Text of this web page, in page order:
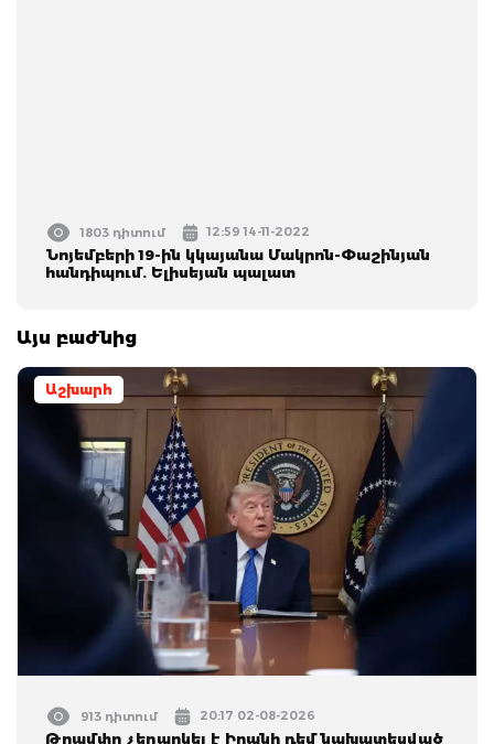
1803 դիտում 12:59 14-11-2022
Նոյեմբերի 19-ին կկայանա Մակրոն-Փաշինյան
հանդիպում. Ելիսեյան պալատ
Այս բաժնից
Աշխարհ
913 դիտում 20:17 02-08-2026
Թրամփը չեղարկել է Իրանի դեմ նախատեսված